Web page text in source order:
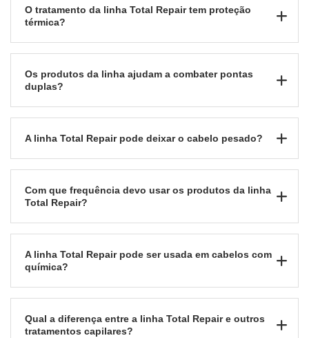
O tratamento da linha Total Repair tem proteção
térmica?
Os produtos da linha ajudam a combater pontas
duplas?
A linha Total Repair pode deixar o cabelo pesado?
Com que frequência devo usar os produtos da linha
Total Repair?
A linha Total Repair pode ser usada em cabelos com
química?
Qual a diferença entre a linha Total Repair e outros
tratamentos capilares?